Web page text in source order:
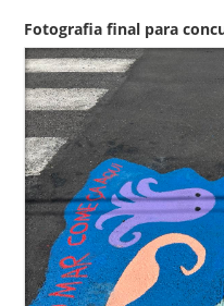
Fotografia final para